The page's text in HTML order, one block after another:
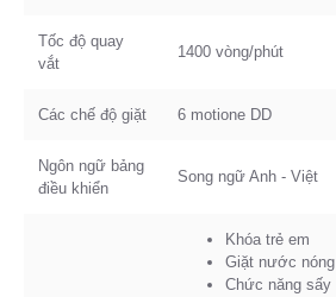
Tốc độ quay
vắt
1400 vòng/phút
Các chế độ giặt 6 motione DD
Ngôn ngữ bảng
điều khiển
Song ngữ Anh - Việt
Khóa trẻ em
Giặt nước nóng
Chức năng sấy